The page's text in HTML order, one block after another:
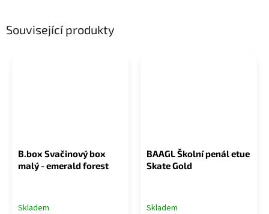
Související produkty
B.box Svačinový box
malý - emerald forest
Skladem
BAAGL Školní penál etue
Skate Gold
Skladem